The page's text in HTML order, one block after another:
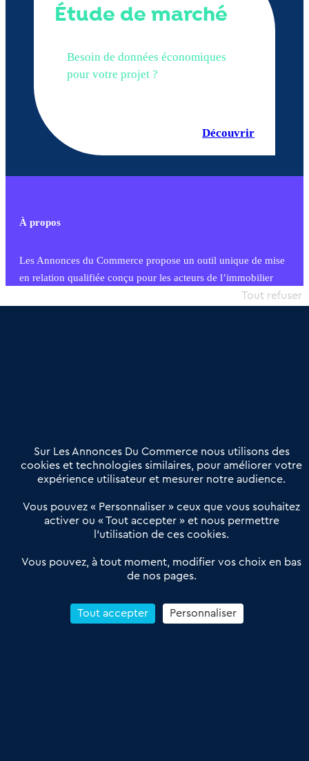
Étude de marché
Besoin de données économiques
pour votre projet ?
Découvrir
À propos
Les Annonces du Commerce propose un outil unique de mise
en relation qualifiée conçu pour les acteurs de l’immobilier
commercial et les collectivités territoriales, simple et intégrant
Offres Pro
Actualités
Qui sommes nous ?
Derniers articles
Réseau 3C : un partenaire national dédié aux transactions
Petitscommerces : Un partenariat au service du commerce de
proximité et des territoires
Reprendre un Restaurant Rapide
Sur Les Annonces Du Commerce nous utilisons des
cookies et technologies similaires, pour améliorer votre
expérience utilisateur et mesurer notre audience.
Vous pouvez « Personnaliser » ceux que vous souhaitez
activer ou « Tout accepter » et nous permettre
l’utilisation de ces cookies.
Vous pouvez, à tout moment, modifier vos choix en bas
de nos pages.
Tout accepter
Tout refuser
Personnaliser